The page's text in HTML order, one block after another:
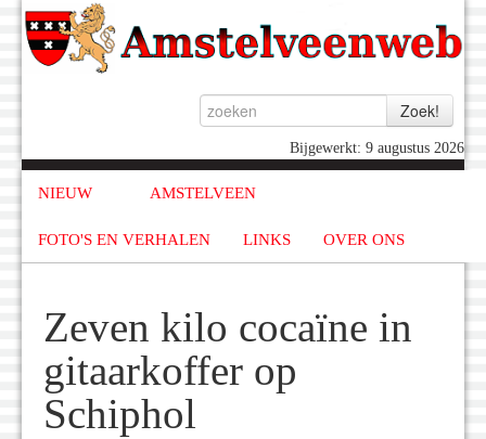
Bijgewerkt: 9 augustus 2026
NIEUW AMSTELVEEN
FOTO'S EN VERHALEN LINKS OVER ONS
Zeven kilo cocaïne in
gitaarkoffer op
Schiphol